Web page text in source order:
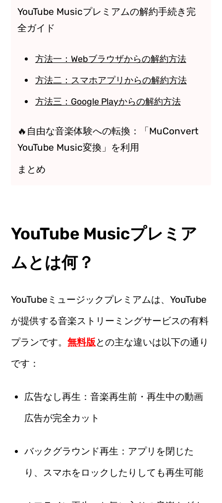
YouTube Musicプレミアムの解約手続き完
全ガイド
方法一：Webブラウザからの解約方法
方法二：スマホアプリからの解約方法
方法三：Google Playからの解約方法
🔥自由な音楽体験への転換：「MuConvert
YouTube Music変換」を利用
まとめ
YouTube Musicプレミア
ムとは何？
YouTubeミュージックプレミアムは、YouTube
が提供する音楽ストリーミングサービスの有料
プランです。無料版との主な違いは以下の通り
です：
広告なし再生：音楽再生前・再生中の動画
広告が完全カット
バックグラウンド再生：アプリを閉じた
り、スマホをロックしたりしても再生可能